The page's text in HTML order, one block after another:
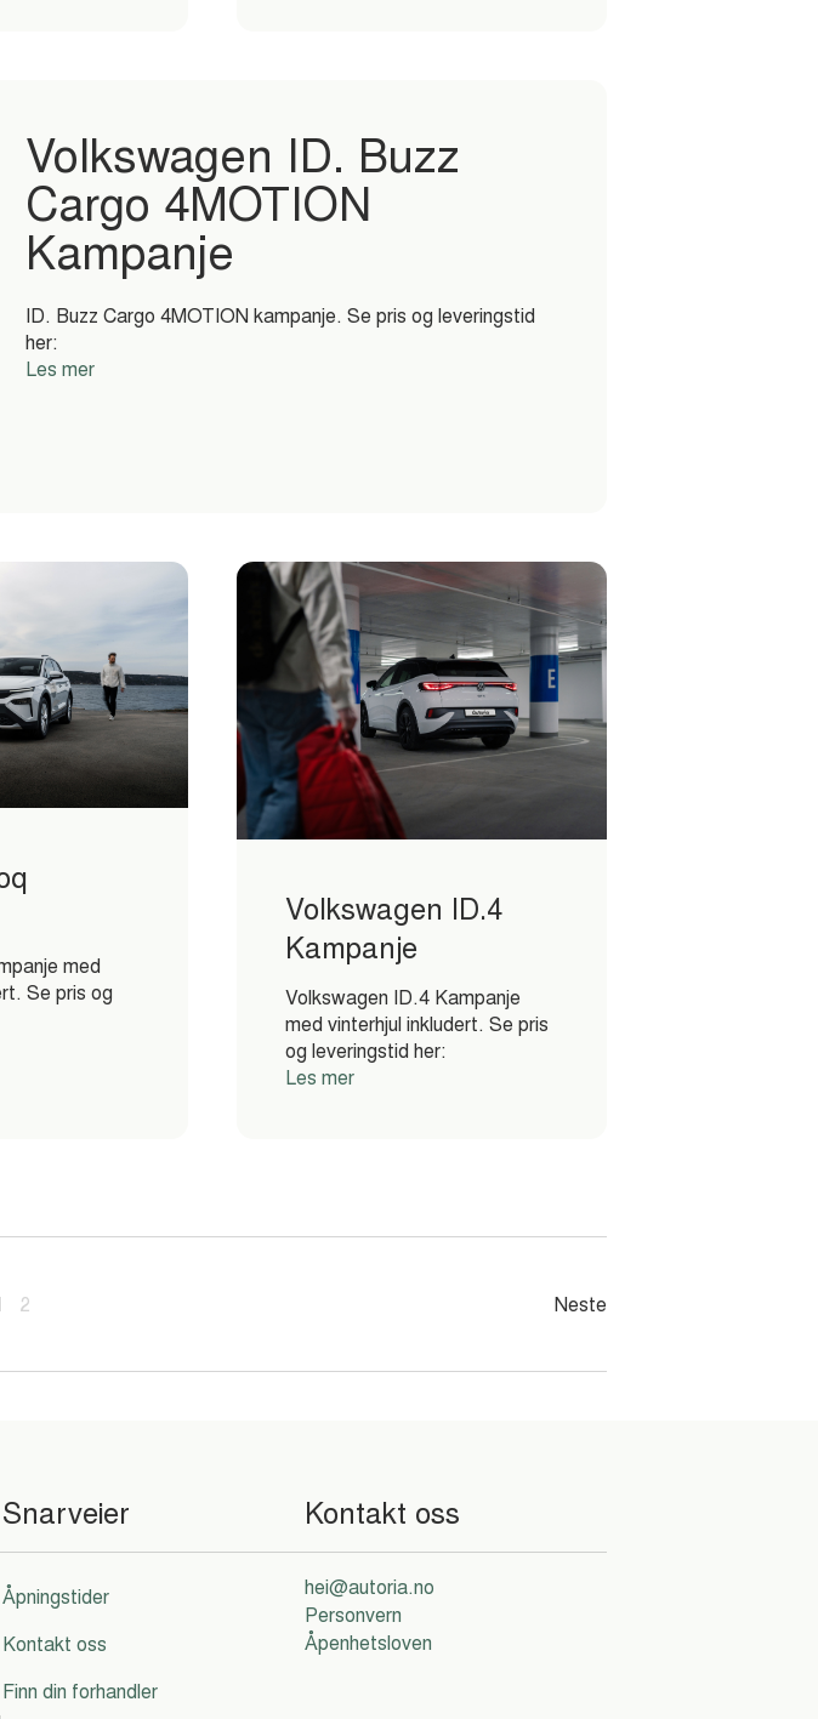
Volkswagen ID. Buzz
Cargo 4MOTION
Kampanje
ID. Buzz Cargo 4MOTION kampanje. Se pris og leveringstid
her:
Les mer
med
Se pris og
Volkswagen ID.4
Kampanje
Volkswagen ID.4 Kampanje
med vinterhjul inkludert. Se pris
og leveringstid her:
Les mer
2 Neste
Snarveier
Åpningstider
Kontakt oss
Finn din forhandler
Kontakt oss
hei@autoria.no
Personvern
Åpenhetsloven